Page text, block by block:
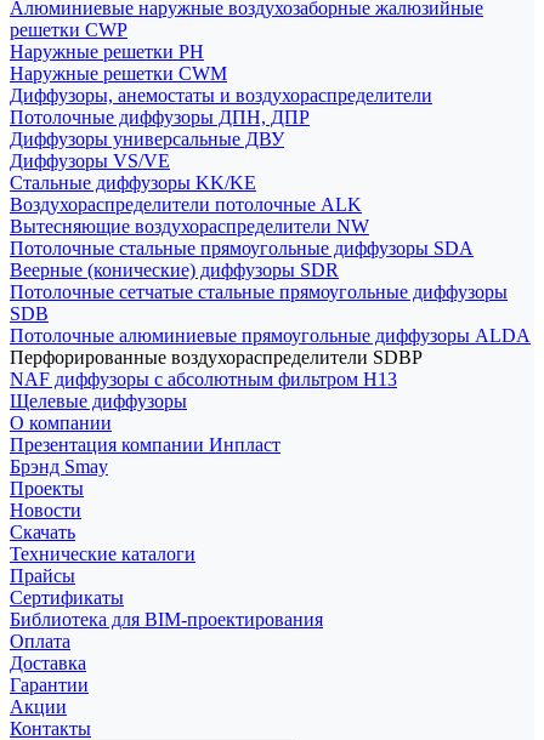
Алюминиевые наружные воздухозаборные жалюзийные
решетки CWP
Наружные решетки РН
Наружные решетки CWM
Диффузоры, анемостаты и воздухораспределители
Потолочные диффузоры ДПН, ДПР
Диффузоры универсальные ДВУ
Диффузоры VS/VE
Стальные диффузоры KK/KE
Воздухораспределители потолочные ALK
Вытесняющие воздухораспределители NW
Потолочные стальные прямоугольные диффузоры SDA
Веерные (конические) диффузоры SDR
Потолочные сетчатые стальные прямоугольные диффузоры
SDB
Потолочные алюминиевые прямоугольные диффузоры ALDA
Перфорированные воздухораспределители SDBP
NAF диффузоры с абсолютным фильтром Н13
Щелевые диффузоры
О компании
Презентация компании Инпласт
Брэнд Smay
Проекты
Новости
Скачать
Технические каталоги
Прайсы
Сертификаты
Библиотека для BIM-проектирования
Оплата
Доставка
Гарантии
Акции
Контакты